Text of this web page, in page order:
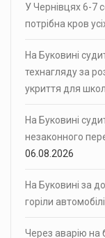
У Чернівцях 6-7
потрібна кров
На Буковині
технагляду за
укриття для
На Буковині
незаконного
06.08.2026
На Буковині за
горіли
Через аварію на